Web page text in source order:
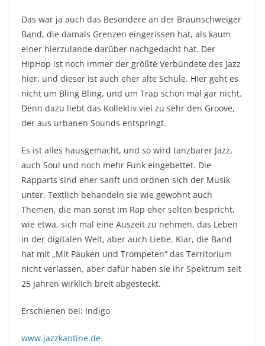
Das war ja auch das Besondere an der Braunschweiger
Band, die damals Grenzen eingerissen hat, als kaum
einer hierzulande darüber nachgedacht hat. Der
HipHop ist noch immer der größte Verbündete des Jazz
hier, und dieser ist auch eher alte Schule. Hier geht es
nicht um Bling Bling, und um Trap schon mal gar nicht.
Denn dazu liebt das Kollektiv viel zu sehr den Groove,
der aus urbanen Sounds entspringt.
Es ist alles hausgemacht, und so wird tanzbarer Jazz,
auch Soul und noch mehr Funk eingebettet. Die
Rapparts sind eher sanft und ordnen sich der Musik
unter. Textlich behandeln sie wie gewohnt auch
Themen, die man sonst im Rap eher selten bespricht,
wie etwa, sich mal eine Auszeit zu nehmen, das Leben
in der digitalen Welt, aber auch Liebe. Klar, die Band
hat mit „Mit Pauken und Trompeten“ das Territorium
nicht verlassen, aber dafür haben sie ihr Spektrum seit
25 Jahren wirklich breit abgesteckt.
Erschienen bei: Indigo
www.jazzkantine.de